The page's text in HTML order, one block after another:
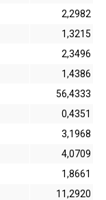
2,2982
1,3215
2,3496
1,4386
56,4333
0,4351
3,1968
4,0709
1,8661
11,2920